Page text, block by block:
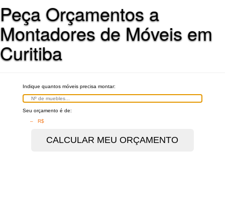
Peça Orçamentos a
Montadores de Móveis em
Curitiba
Indique quantos móveis precisa montar:
Seu orçamento é de:
– R$